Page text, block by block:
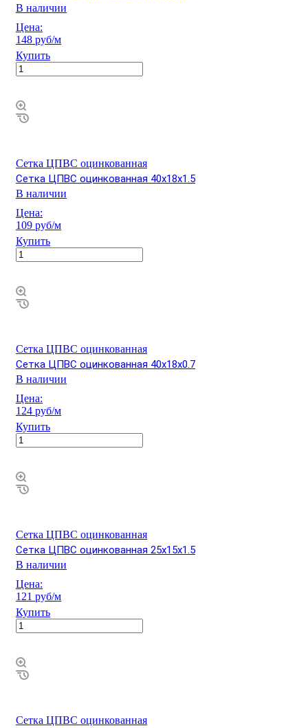
В наличии
Цена:
148 руб/м
Купить
Сетка ЦПВС оцинкованная
Сетка ЦПВС оцинкованная 40х18х1.5
В наличии
Цена:
109 руб/м
Купить
Сетка ЦПВС оцинкованная
Сетка ЦПВС оцинкованная 40х18х0.7
В наличии
Цена:
124 руб/м
Купить
Сетка ЦПВС оцинкованная
Сетка ЦПВС оцинкованная 25х15х1.5
В наличии
Цена:
121 руб/м
Купить
Сетка ЦПВС оцинкованная